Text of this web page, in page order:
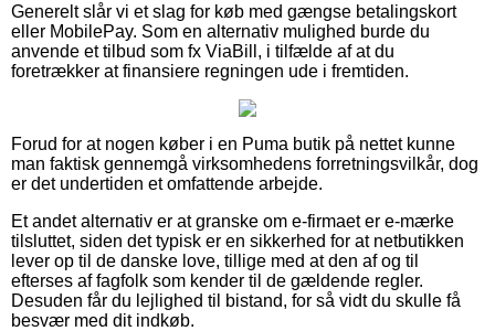
Generelt slår vi et slag for køb med gængse betalingskort
eller MobilePay. Som en alternativ mulighed burde du
anvende et tilbud som fx ViaBill, i tilfælde af at du
foretrækker at finansiere regningen ude i fremtiden.
Forud for at nogen køber i en Puma butik på nettet kunne
man faktisk gennemgå virksomhedens forretningsvilkår, dog
er det undertiden et omfattende arbejde.
Et andet alternativ er at granske om e-firmaet er e-mærke
tilsluttet, siden det typisk er en sikkerhed for at netbutikken
lever op til de danske love, tillige med at den af og til
efterses af fagfolk som kender til de gældende regler.
Desuden får du lejlighed til bistand, for så vidt du skulle få
besvær med dit indkøb.